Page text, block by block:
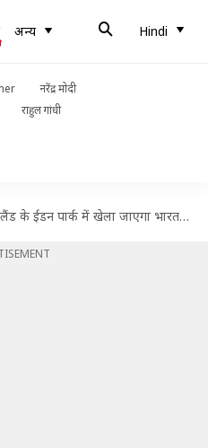
अन्य Hindi
नरेंद्र मोदी
राहुल गांधी
पार्क में खेला जाएगा भारत-न्यूजीलैंड के बीच पहला टी-20, जानें मैदान के आंकड़े